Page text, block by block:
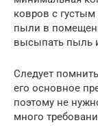
ковров с
пыли в
высыпать пыль
Следует
его основное
поэтому не
много